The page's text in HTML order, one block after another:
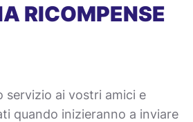
RICOMPENSE
servizio ai vostri amici e
quando inizieranno a inviare